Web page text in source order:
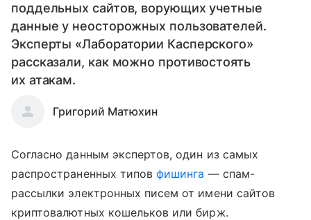
поддельных сайтов, ворующих учетные
данные у неосторожных пользователей.
Эксперты «Лаборатории Касперского»
рассказали, как можно противостоять
их атакам.
Григорий Матюхин
Согласно данным экспертов, один из самых
распространенных типовфишинга — спам-
рассылки электронных писем от имени сайтов
криптовалютных кошельков или бирж.